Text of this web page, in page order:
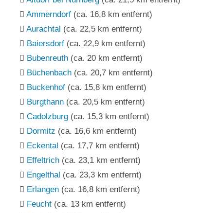
Ammerndorf (ca. 16,8 km entfernt)
Aurachtal (ca. 22,5 km entfernt)
Baiersdorf (ca. 22,9 km entfernt)
Bubenreuth (ca. 20 km entfernt)
Büchenbach (ca. 20,7 km entfernt)
Buckenhof (ca. 15,8 km entfernt)
Burgthann (ca. 20,5 km entfernt)
Cadolzburg (ca. 15,3 km entfernt)
Dormitz (ca. 16,6 km entfernt)
Eckental (ca. 17,7 km entfernt)
Effeltrich (ca. 23,1 km entfernt)
Engelthal (ca. 23,3 km entfernt)
Erlangen (ca. 16,8 km entfernt)
Feucht (ca. 13 km entfernt)